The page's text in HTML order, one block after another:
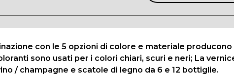
con le 5 opzioni di colore e materiale
sono usati per i colori chiari, scuri e neri; La
/ champagne e scatole di legno da 6 e 12 bottiglie.